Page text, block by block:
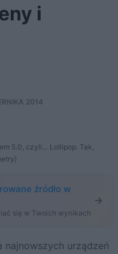
i
2014
5.0, czyli… Lollipop. Tak,
źródło w
się w Twoich wynikach